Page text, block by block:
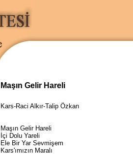
Maşın Gelir Hareli
Kars-Raci Alkır-Talip Özkan
Maşın Gelir Hareli
İçi Dolu Yareli
Ele Bir Yar Sevmişem
Kars'ımızın Maralı